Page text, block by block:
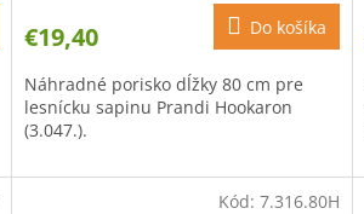
€19,40 Do košíka
Náhradné porisko dĺžky 80 cm pre
lesnícku sapinu Prandi Hookaron
(3.047.).
Kód: 7.316.80H